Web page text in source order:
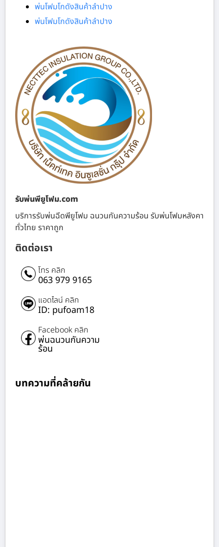
พ่นโฟมโกดังสินค้าลำปาง
พ่นโฟมโกดังสินค้าลำปาง
รับพ่นพียูโฟม.com
บริการรับพ่นฉีดพียูโฟม ฉนวนกันความร้อน รับพ่นโฟมหลังคา
ทั่วไทย ราคาถูก
ติดต่อเรา
โทร คลิก
063 979 9165
แอดไลน์ คลิก
ID: pufoam18
Facebook คลิก
พ่นฉนวนกันความ
ร้อน
บทความที่คล้ายกัน